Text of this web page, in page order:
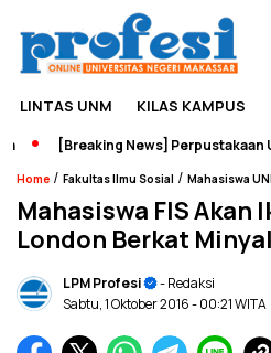
LINTAS UNM KILAS KAMPUS
[Breaking News] Perpustakaan
Home / Fakultas Ilmu Sosial / Mahasiswa
Mahasiswa FIS Akan
London Berkat
LPM Profesi
- Redaksi
Sabtu, 1 Oktober 2016- 00:21 WITA